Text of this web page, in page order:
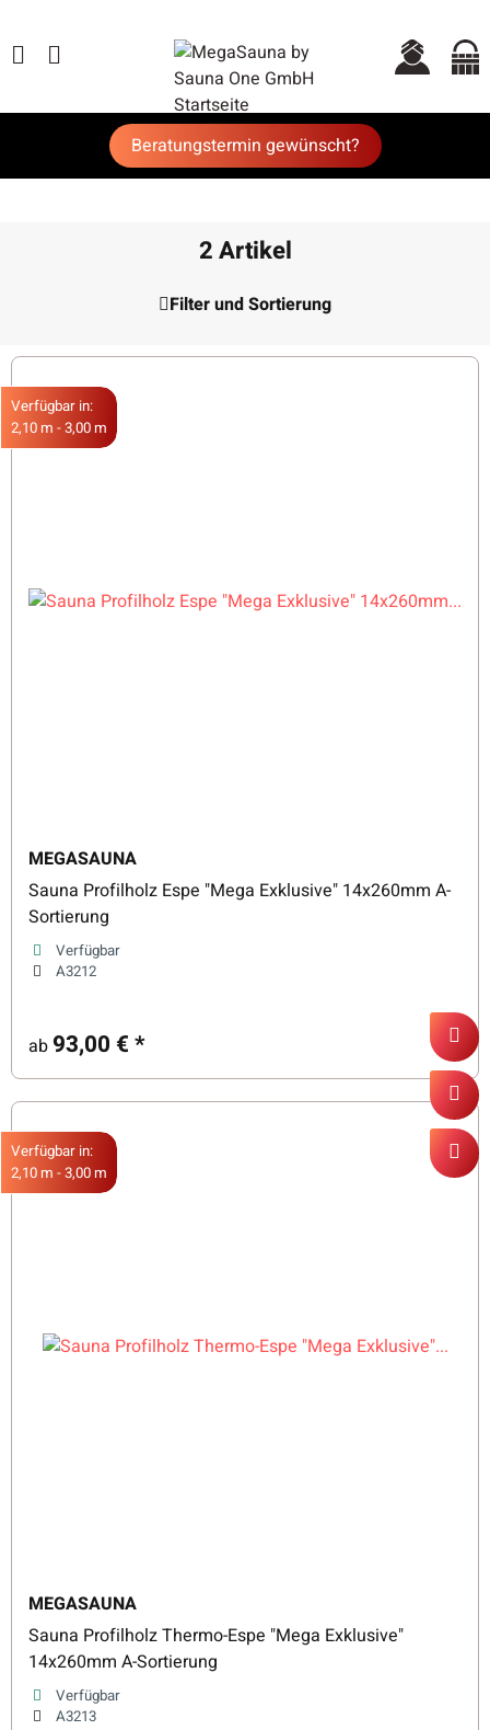
Beratungstermin gewünscht?
2 Artikel
Filter und Sortierung
Verfügbar in:
2,10 m - 3,00 m
MEGASAUNA
Sauna Profilholz Espe "Mega Exklusive" 14x260mm A-
Sortierung
Verfügbar
A3212
ab93,00 €*
Verfügbar in:
2,10 m - 3,00 m
MEGASAUNA
Sauna Profilholz Thermo-Espe "Mega Exklusive"
14x260mm A-Sortierung
Verfügbar
A3213